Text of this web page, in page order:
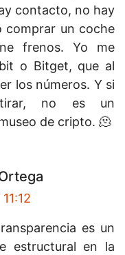
contacto, no hay
comprar un coche
frenos. Yo me
o Bitget, que al
los números. Y si
no es un
de cripto. 🫠
es un
estructural en la